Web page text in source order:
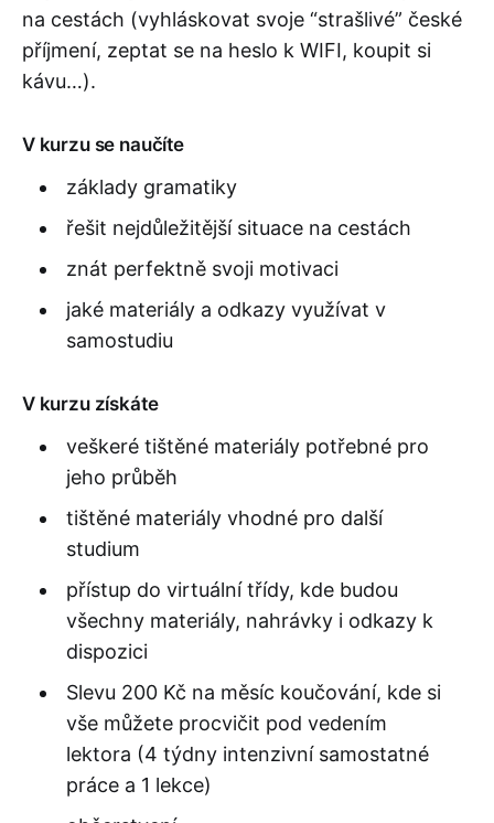
na cestách (vyhláskovat svoje “strašlivé” české
příjmení, zeptat se na heslo k WIFI, koupit si
kávu…).
V kurzu se naučíte
základy gramatiky
řešit nejdůležitější situace na cestách
znát perfektně svoji motivaci
jaké materiály a odkazy využívat v
samostudiu
V kurzu získáte
veškeré tištěné materiály potřebné pro
jeho průběh
tištěné materiály vhodné pro další
studium
přístup do virtuální třídy, kde budou
všechny materiály, nahrávky i odkazy k
dispozici
Slevu 200 Kč na měsíc koučování, kde si
vše můžete procvičit pod vedením
lektora (4 týdny intenzivní samostatné
práce a 1 lekce)